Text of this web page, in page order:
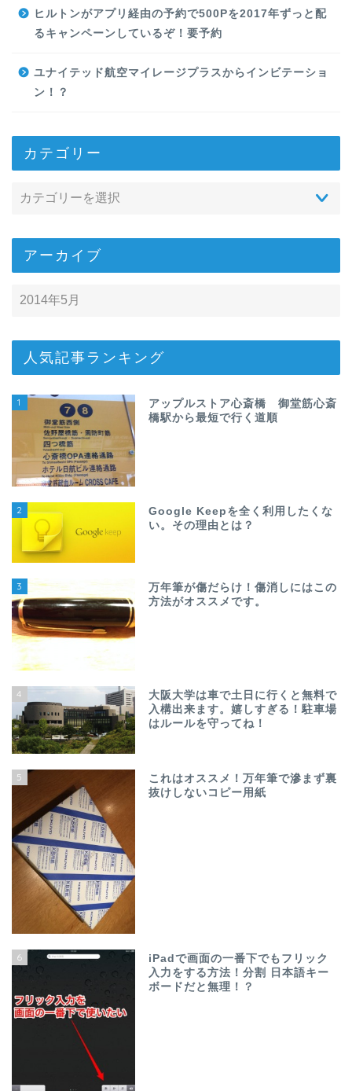
ヒルトンがアプリ経由の予約で500Pを2017年ずっと配
るキャンペーンしているぞ！要予約
ユナイテッド航空マイレージプラスからインビテーショ
ン！？
カテゴリー
アーカイブ
人気記事ランキング
1
アップルストア心斎橋 御堂筋心斎
橋駅から最短で行く道順
2
Google Keepを全く利用したくな
い。その理由とは？
3
万年筆が傷だらけ！傷消しにはこの
方法がオススメです。
4
大阪大学は車で土日に行くと無料で
入構出来ます。嬉しすぎる！駐車場
はルールを守ってね！
5
これはオススメ！万年筆で滲まず裏
抜けしないコピー用紙
6
iPadで画面の一番下でもフリック
入力をする方法！分割 日本語キー
ボードだと無理！？